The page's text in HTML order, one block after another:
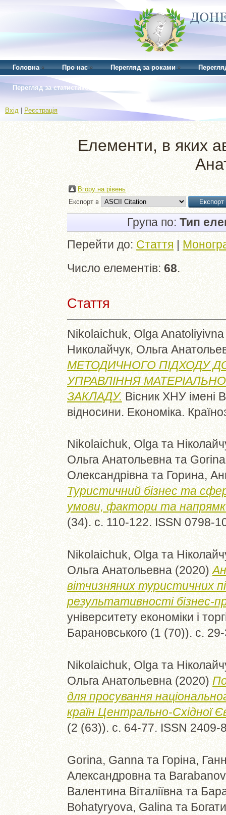
Головна Про нас Перегляд за роками
Перегляд за статистикою
Вхід Реєстрація
Елементи, в яких
Вгору на рівень
Експорт в
Група по: Тип
Перейти до: Стаття |
Число елементів: 68.
Стаття
Nikolaichuk, Olga Anatoliyivna
Николайчук, Ольга
МЕТОДИЧНОГО ПІДХОДУ
УПРАВЛІННЯ
ЗАКЛАДУ. Вiсник ХНУ iменi
вiднoсини. Екoнoмiкa.
Nikolaichuk, Olga та
Ольга Анатольевна та
Олександрівна та Горина,
Туристичний бізнес та
умови, фактори та
(34). с. 110-122. ISSN 0798-
Nikolaichuk, Olga та
Ольга Анатольевна (2020)
вітчизняних туристичних
результативності бізнес-
університету економіки і
Барановського (1 (70)). с.
Nikolaichuk, Olga та
Ольга Анатольевна (2020)
для просування
країн Центрально-Східної
(2 (63)). с. 64-77. ISSN 2409-
Gorina, Ganna та Горіна,
Александровна та
Валентина Віталіївна та
Bohatyryova, Galina та